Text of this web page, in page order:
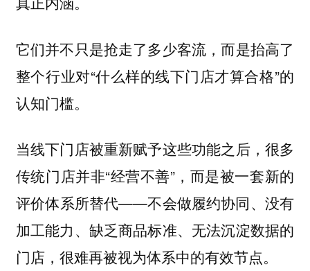
它们并不只是抢走了多少客流，而是抬高了
整个行业对“什么样的线下门店才算合格”的
认知门槛。
当线下门店被重新赋予这些功能之后，很多
传统门店并非“经营不善”，而是被一套新的
评价体系所替代——不会做履约协同、没有
加工能力、缺乏商品标准、无法沉淀数据的
门店，很难再被视为体系中的有效节点。